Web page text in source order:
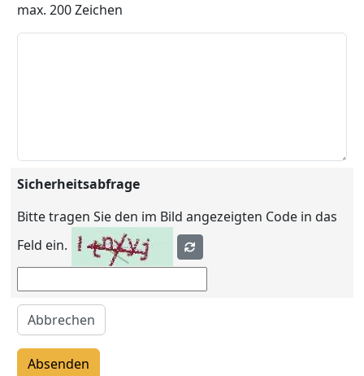
max. 200 Zeichen
Sicherheitsabfrage
Bitte tragen Sie den im Bild angezeigten Code in das
Feld ein.
Abbrechen
Absenden